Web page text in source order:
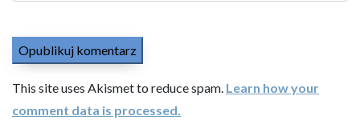
This site uses Akismet to reduce spam. Learn how your
comment data is processed.